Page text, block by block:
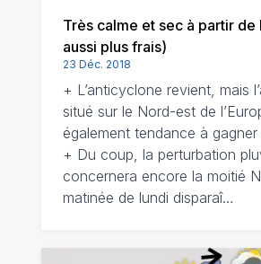
Très calme et sec à partir de
aussi plus frais)
23 Déc. 2018
+ L’anticyclone revient, mais
situé sur le Nord-est de
également tendance à gagner
+ Du coup, la perturbation
concernera encore la moitié
matinée de lundi disparaî…